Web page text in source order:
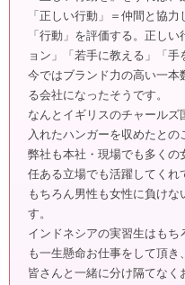
「正しい行動」＝仲間と協
「行動」を評価する。正し
ョン」「若手に教える」「手
今ではブランド力の高い一
る会社になったそうです。
なんとイギリスのチャール
入れたハンガーを収めたとの
弊社も本社・現場でも多く
任ある立場でも活躍してくれ
もちろん男性も女性に負けな
す。
インドネシアの実習生はも
も一生懸命お仕事をして頂
皆さんと一緒に分け隔てなく